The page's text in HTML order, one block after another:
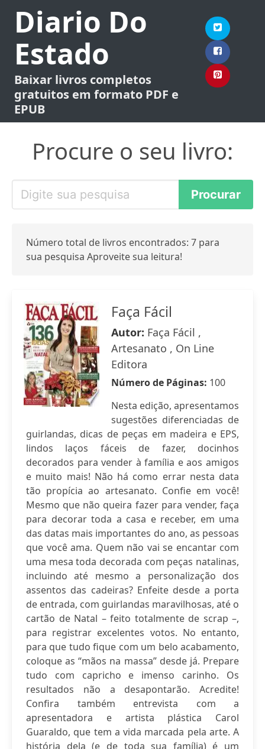
Diario Do
Estado
Baixar livros completos
gratuitos em formato PDF e
EPUB
Procure o seu livro:
Número total de livros encontrados: 7 para
sua pesquisa Aproveite sua leitura!
Faça Fácil
Autor: Faça Fácil ,
Artesanato , On Line
Editora
Número de Páginas: 100
Nesta edição, apresentamos
sugestões diferenciadas de
guirlandas, dicas de peças em madeira e EPS,
lindos laços fáceis de fazer, docinhos
decorados para vender à família e aos amigos
e muito mais! Não há como errar nesta data
tão propícia ao artesanato. Confie em você!
Mesmo que não queira fazer para vender, faça
para decorar toda a casa e receber, em uma
das datas mais importantes do ano, as pessoas
que você ama. Quem não vai se encantar com
uma mesa toda decorada com peças natalinas,
incluindo até mesmo a personalização dos
assentos das cadeiras? Enfeite desde a porta
de entrada, com guirlandas maravilhosas, até o
cartão de Natal – feito totalmente de scrap –,
para registrar excelentes votos. No entanto,
para que tudo fique com um belo acabamento,
coloque as “mãos na massa” desde já. Prepare
tudo com capricho e imenso carinho. Os
resultados não a desapontarão. Acredite!
Confira também entrevista com a
apresentadora e artista plástica Carol
Guaraldo, que tem a vida marcada pela arte. A
história dela (e de toda sua família) é um